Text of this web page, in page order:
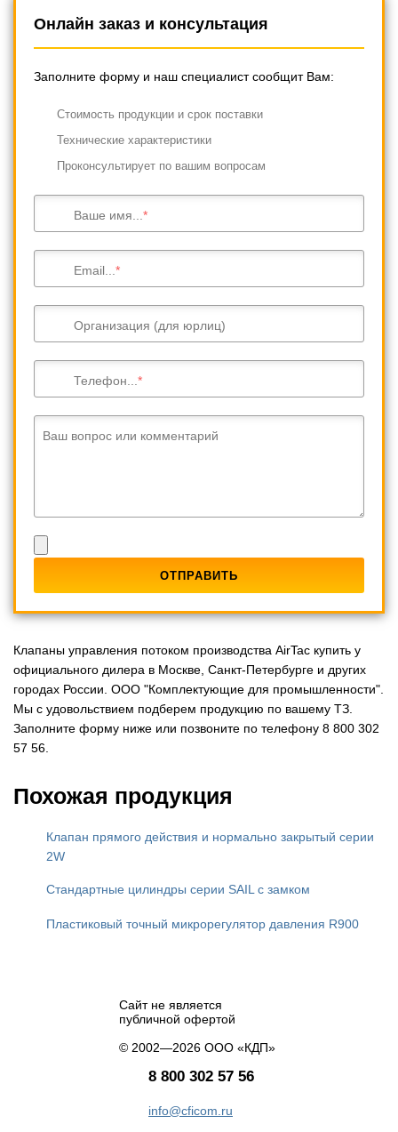
Онлайн заказ и консультация
Заполните форму и наш специалист сообщит Вам:
Cтоимость продукции и срок поставки
Технические характеристики
Проконсультирует по вашим вопросам
Ваше имя...
Email...
Организация (для юрлиц)
Телефон...
Ваш вопрос или комментарий
Клапаны управления потоком производства AirTac купить у
официального дилера в Москве, Санкт-Петербурге и других
городах России. ООО "Комплектующие для промышленности".
Мы с удовольствием подберем продукцию по вашему ТЗ.
Заполните форму ниже или позвоните по телефону 8 800 302
57 56.
Похожая продукция
Клапан прямого действия и нормально закрытый серии
2W
Стандартные цилиндры серии SAIL с замком
Пластиковый точный микрорегулятор давления R900
Сайт не является
публичной офертой
© 2002—2026 ООО «КДП»
8 800 302 57 56
info@cficom.ru